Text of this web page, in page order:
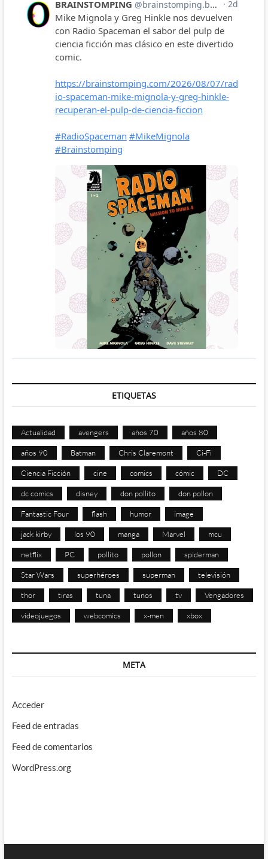
ETIQUETAS
Actualidad avengers años 70 años 80
años 90 Batman Chris Claremont Ci-Fi
Ciencia Ficción cine comics cómic DC
dc comics disney don pollito don pollon
Fantastic Four flash humor image
jack kirby los 90 manga Marvel mcu
netflix PC pollito pollon spiderman
Star Wars superhéroes superman televisión
thor tiras tuna tunos tv Vengadores
videojuegos webcomics x-men xbox
META
Acceder
Feed de entradas
Feed de comentarios
WordPress.org